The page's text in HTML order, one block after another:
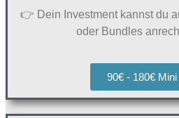
👉 Dein Investment kannst du
oder Bundles
90€ - 180€